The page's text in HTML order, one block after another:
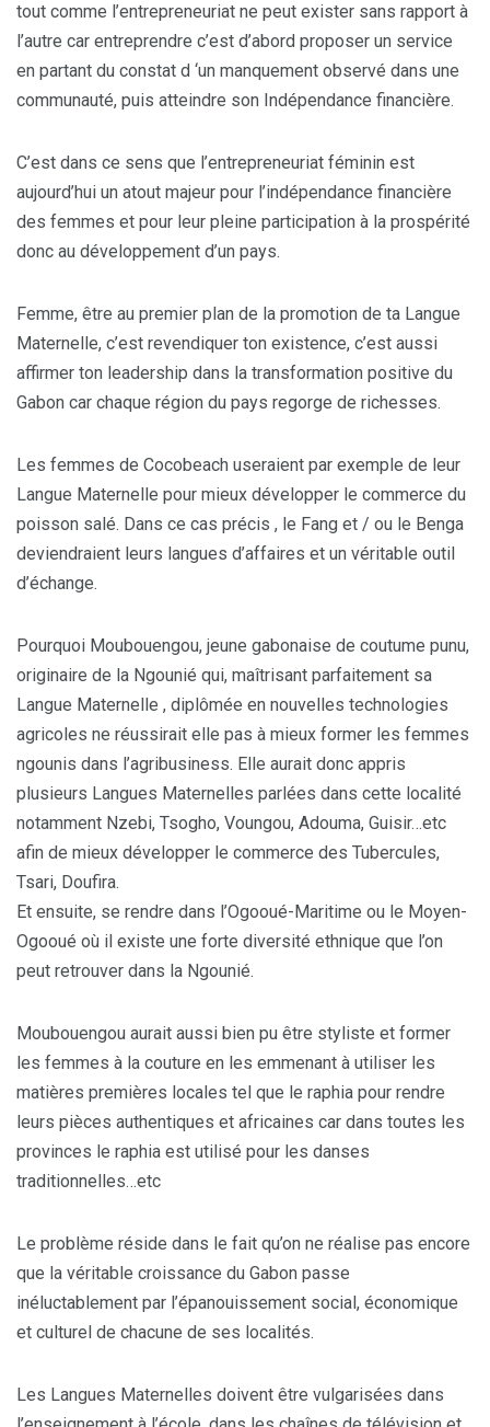
tout comme l’entrepreneuriat ne peut exister sans rapport à
l’autre car entreprendre c’est d’abord proposer un service
en partant du constat d ‘un manquement observé dans une
communauté, puis atteindre son Indépendance financière.
C’est dans ce sens que l’entrepreneuriat féminin est
aujourd’hui un atout majeur pour l’indépendance financière
des femmes et pour leur pleine participation à la prospérité
donc au développement d’un pays.
Femme, être au premier plan de la promotion de ta Langue
Maternelle, c’est revendiquer ton existence, c’est aussi
affirmer ton leadership dans la transformation positive du
Gabon car chaque région du pays regorge de richesses.
Les femmes de Cocobeach useraient par exemple de leur
Langue Maternelle pour mieux développer le commerce du
poisson salé. Dans ce cas précis , le Fang et / ou le Benga
deviendraient leurs langues d’affaires et un véritable outil
d’échange.
Pourquoi Moubouengou, jeune gabonaise de coutume punu,
originaire de la Ngounié qui, maîtrisant parfaitement sa
Langue Maternelle , diplômée en nouvelles technologies
agricoles ne réussirait elle pas à mieux former les femmes
ngounis dans l’agribusiness. Elle aurait donc appris
plusieurs Langues Maternelles parlées dans cette localité
notamment Nzebi, Tsogho, Voungou, Adouma, Guisir…etc
afin de mieux développer le commerce des Tubercules,
Tsari, Doufira.
Et ensuite, se rendre dans l’Ogooué-Maritime ou le Moyen-
Ogooué où il existe une forte diversité ethnique que l’on
peut retrouver dans la Ngounié.
Moubouengou aurait aussi bien pu être styliste et former
les femmes à la couture en les emmenant à utiliser les
matières premières locales tel que le raphia pour rendre
leurs pièces authentiques et africaines car dans toutes les
provinces le raphia est utilisé pour les danses
traditionnelles…etc
Le problème réside dans le fait qu’on ne réalise pas encore
que la véritable croissance du Gabon passe
inéluctablement par l’épanouissement social, économique
et culturel de chacune de ses localités.
Les Langues Maternelles doivent être vulgarisées dans